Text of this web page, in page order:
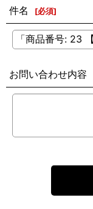
件名 [必須]
お問い合わせ内容